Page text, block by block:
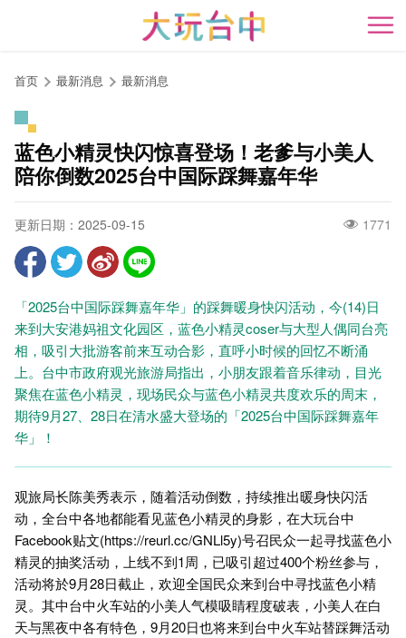
开
首页 最新消息 最新消息
蓝色小精灵快闪惊喜登场！老爹与小美人
陪你倒数2025台中国际踩舞嘉年华
更新日期：2025-09-15 1771
「2025台中国际踩舞嘉年华」的踩舞暖身快闪活动，今(14)日
来到大安港妈祖文化园区，蓝色小精灵coser与大型人偶同台亮
相，吸引大批游客前来互动合影，直呼小时候的回忆不断涌
上。台中市政府观光旅游局指出，小朋友跟着音乐律动，目光
聚焦在蓝色小精灵，现场民众与蓝色小精灵共度欢乐的周末，
期待9月27、28日在清水盛大登场的「2025台中国际踩舞嘉年
华」！
观旅局长陈美秀表示，随着活动倒数，持续推出暖身快闪活
动，全台中各地都能看见蓝色小精灵的身影，在大玩台中
Facebook贴文(https://reurl.cc/GNLl5y)号召民众一起寻找蓝色小
精灵的抽奖活动，上线不到1周，已吸引超过400个粉丝参与，
活动将於9月28日截止，欢迎全国民众来到台中寻找蓝色小精
灵。其中台中火车站的小美人气模吸睛程度破表，小美人在白
天与黑夜中各有特色，9月20日也将来到台中火车站替踩舞活动